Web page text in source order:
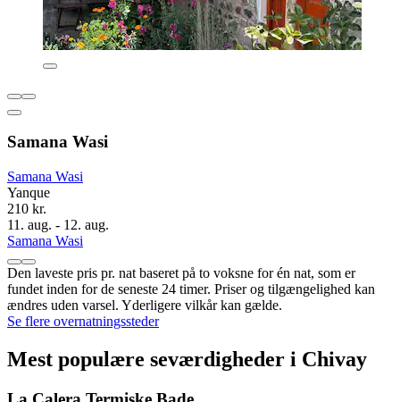
Samana Wasi
Samana Wasi
Yanque
210 kr.
11. aug. - 12. aug.
Samana Wasi
Den laveste pris pr. nat baseret på to voksne for én nat, som er
fundet inden for de seneste 24 timer. Priser og tilgængelighed kan
ændres uden varsel. Yderligere vilkår kan gælde.
Se flere overnatningssteder
Mest populære seværdigheder i Chivay